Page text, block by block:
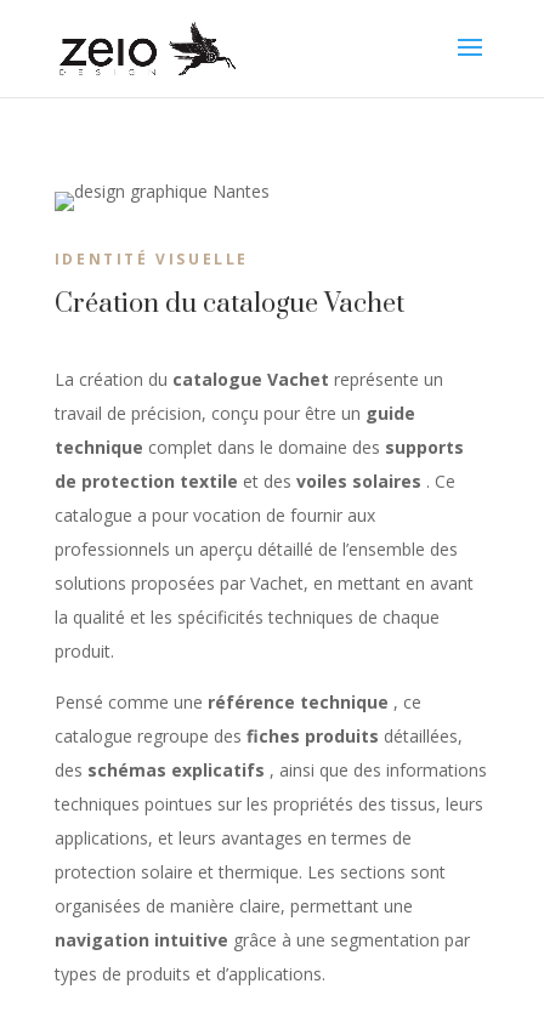
IDENTITÉ VISUELLE
Création du catalogue Vachet
La création du catalogue Vachet représente un
travail de précision, conçu pour être un guide
technique complet dans le domaine des supports
de protection textile et des voiles solaires . Ce
catalogue a pour vocation de fournir aux
professionnels un aperçu détaillé de l’ensemble des
solutions proposées par Vachet, en mettant en avant
la qualité et les spécificités techniques de chaque
produit.
Pensé comme une référence technique , ce
catalogue regroupe des fiches produits détaillées,
des schémas explicatifs , ainsi que des informations
techniques pointues sur les propriétés des tissus, leurs
applications, et leurs avantages en termes de
protection solaire et thermique. Les sections sont
organisées de manière claire, permettant une
navigation intuitive grâce à une segmentation par
types de produits et d’applications.